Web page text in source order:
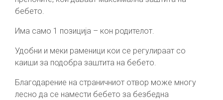
бебето.
Има само 1 позиција – кон родителот.
Удобни и меки раменици кои се регулираат со
каиши за подобра заштита на бебето.
Благодарение на страничниот отвор може многу
лесно да се намести бебето за безбедна